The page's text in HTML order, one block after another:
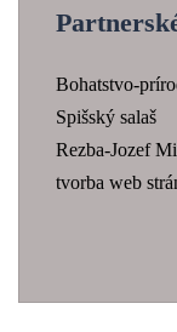
Bohatstvo-
Spišský salaš
Rezba-Jozef
tvorba web